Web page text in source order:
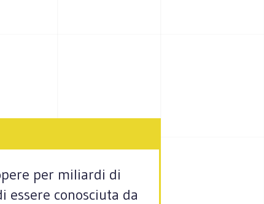
per miliardi di
conosciuta da